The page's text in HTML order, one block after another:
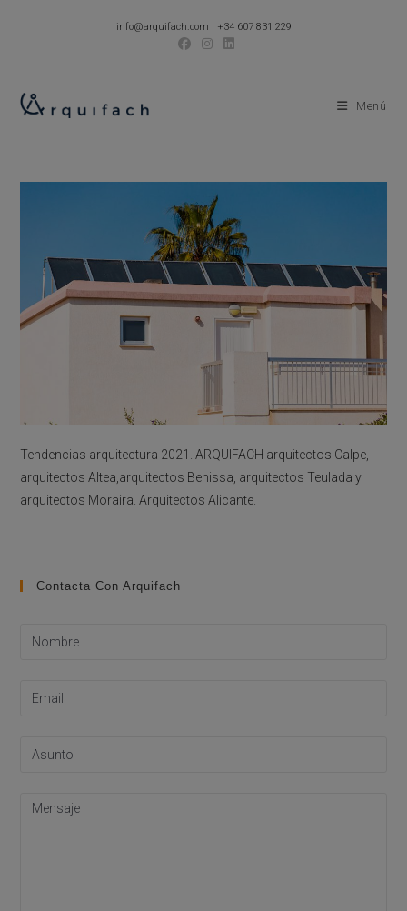
info@arquifach.com | +34 607 831 229
Menú
Tendencias arquitectura 2021. ARQUIFACH arquitectos Calpe,
arquitectos Altea,arquitectos Benissa, arquitectos Teulada y
arquitectos Moraira. Arquitectos Alicante.
Contacta Con Arquifach